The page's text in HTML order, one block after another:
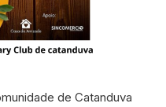
de Catanduva